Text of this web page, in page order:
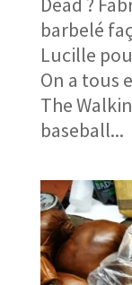
barbelé
Lucille
On a tous
The
baseball...